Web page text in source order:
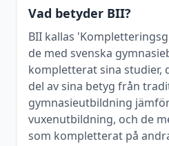
Vad betyder BII?
BII kallas
de med svenska
kompletterat sina studier,
del av sina betyg från
gymnasieutbildning
vuxenutbildning, och de
som kompletterat på